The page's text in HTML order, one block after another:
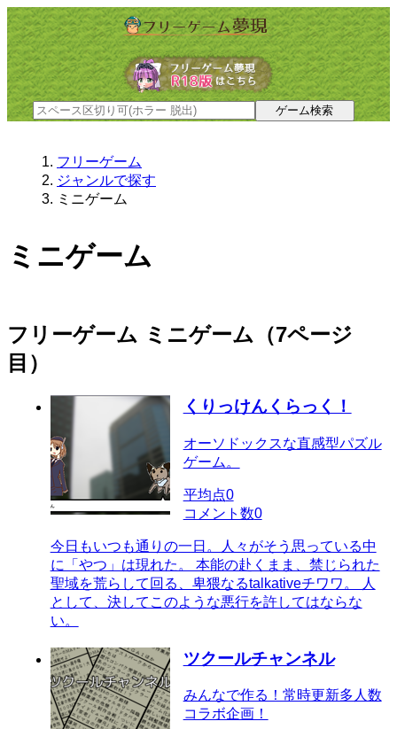
フリーゲーム
ジャンルで探す
ミニゲーム
ミニゲーム
フリーゲーム ミニゲーム（7ページ
目）
くりっけんくらっく！
オーソドックスな直感型パズル
ゲーム。
平均点0
コメント数0
今日もいつも通りの一日。人々がそう思っている中
に「やつ」は現れた。 本能の赴くまま、禁じられた
聖域を荒らして回る、卑猥なるtalkativeチワワ。 人
として、決してこのような悪行を許してはならな
い。
ツクールチャンネル
みんなで作る！常時更新多人数
コラボ企画！